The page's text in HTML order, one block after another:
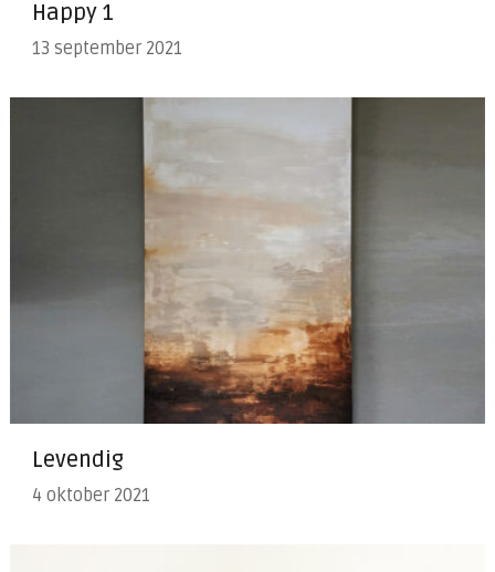
Happy 1
13 september 2021
Levendig
4 oktober 2021